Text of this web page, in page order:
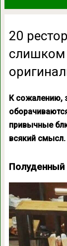
20
слишком
К сожалению,
привычные
всякий смысл.
Полуденный